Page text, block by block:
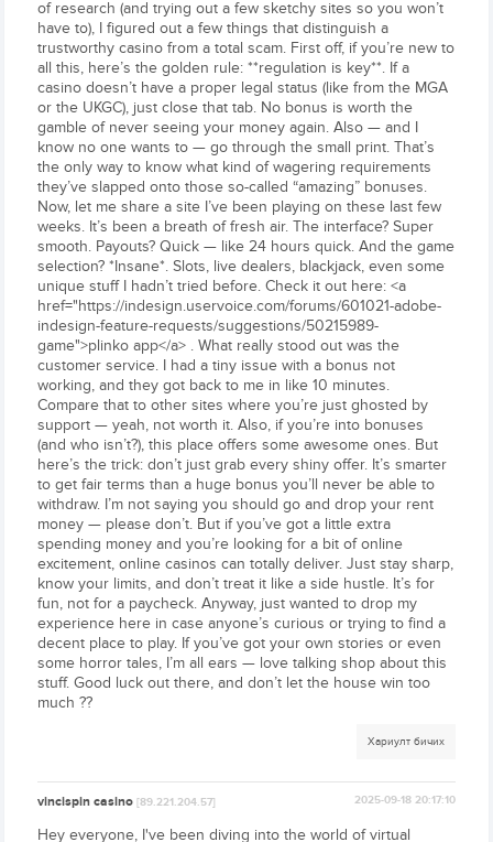
of research (and trying out a few sketchy sites so you won’t
have to), I figured out a few things that distinguish a
trustworthy casino from a total scam. First off, if you’re new to
all this, here’s the golden rule: **regulation is key**. If a
casino doesn’t have a proper legal status (like from the MGA
or the UKGC), just close that tab. No bonus is worth the
gamble of never seeing your money again. Also — and I
know no one wants to — go through the small print. That’s
the only way to know what kind of wagering requirements
they’ve slapped onto those so-called “amazing” bonuses.
Now, let me share a site I’ve been playing on these last few
weeks. It’s been a breath of fresh air. The interface? Super
smooth. Payouts? Quick — like 24 hours quick. And the game
selection? *Insane*. Slots, live dealers, blackjack, even some
unique stuff I hadn’t tried before. Check it out here: <a
href="https://indesign.uservoice.com/forums/601021-adobe-
indesign-feature-requests/suggestions/50215989-
game">plinko app</a> . What really stood out was the
customer service. I had a tiny issue with a bonus not
working, and they got back to me in like 10 minutes.
Compare that to other sites where you’re just ghosted by
support — yeah, not worth it. Also, if you’re into bonuses
(and who isn’t?), this place offers some awesome ones. But
here’s the trick: don’t just grab every shiny offer. It’s smarter
to get fair terms than a huge bonus you’ll never be able to
withdraw. I’m not saying you should go and drop your rent
money — please don’t. But if you’ve got a little extra
spending money and you’re looking for a bit of online
excitement, online casinos can totally deliver. Just stay sharp,
know your limits, and don’t treat it like a side hustle. It’s for
fun, not for a paycheck. Anyway, just wanted to drop my
experience here in case anyone’s curious or trying to find a
decent place to play. If you’ve got your own stories or even
some horror tales, I’m all ears — love talking shop about this
stuff. Good luck out there, and don’t let the house win too
much ??
Хариулт бичих
vincispin casino[89.221.204.57] 2025-09-18 20:17:10
Hey everyone, I've been diving into the world of virtual